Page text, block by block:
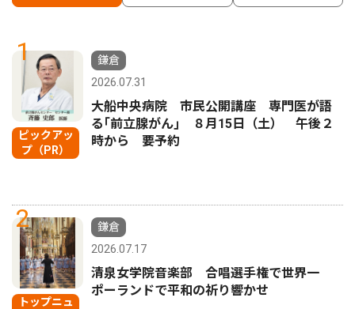
1
ピックアッ
プ（PR）
鎌倉
2026.07.31
大船中央病院 市民公開講座 専門医が語
る｢前立腺がん｣ ８月15日（土） 午後２
時から 要予約
2
トップニュ
鎌倉
2026.07.17
清泉女学院音楽部 合唱選手権で世界一
ポーランドで平和の祈り響かせ